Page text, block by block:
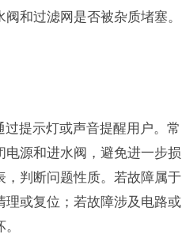
和过滤网是否被杂质堵塞。
提示灯或声音提醒用户。常
电源和进水阀，避免进一步损
判断问题性质。若故障属于
或复位；若故障涉及电路或